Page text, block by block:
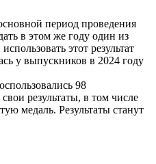
период проведения
в этом же году один из
этот результат
у выпускников в 2024 году
98
результаты, в том числе
медаль. Результаты станут